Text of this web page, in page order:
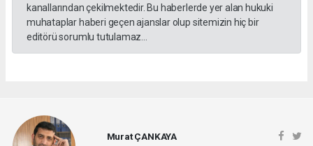
kanallarından çekilmektedir. Bu haberlerde yer alan hukuki
muhataplar haberi geçen ajanslar olup sitemizin hiç bir
editörü sorumlu tutulamaz...
Murat ÇANKAYA